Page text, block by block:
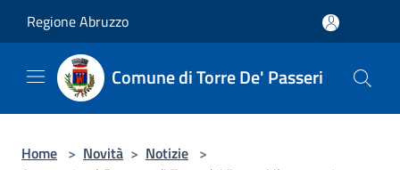
Regione Abruzzo
Comune di Torre De' Passeri
Home > Novità > Notizie >